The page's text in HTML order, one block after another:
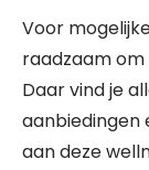
Voor
raadzaam om
Daar vind je
aanbiedingen
aan deze